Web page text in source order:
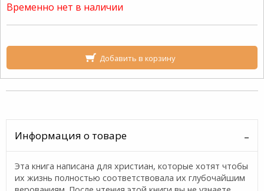
Временно нет в наличии
Добавить в корзину
Информация о товаре
Эта книга написана для христиан, которые хотят чтобы
их жизнь полностью соответствовала их глубочайшим